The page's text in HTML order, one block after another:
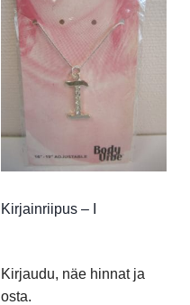
Kirjainriipus – I
Kirjaudu, näe hinnat ja
osta.